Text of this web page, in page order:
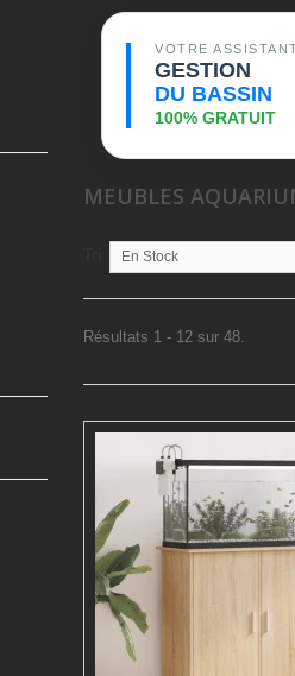
VOTRE
GESTION
DU BASSIN
100% GRATUIT
MEUBLES
En Stock
Résultats 1 - 12 sur 48.